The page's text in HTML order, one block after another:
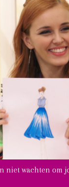
niet wachten om